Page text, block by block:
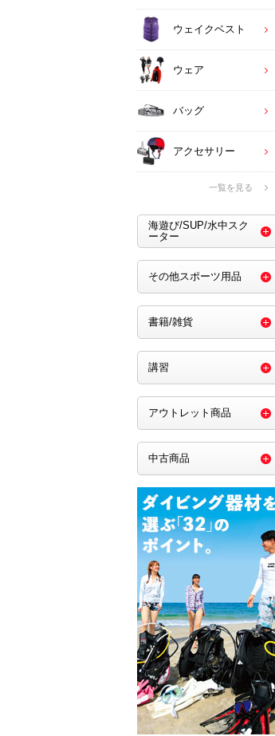
ウェイクベスト
ウェア
バッグ
アクセサリー
一覧を見る
海遊び/SUP/水中スク
ーター
その他スポーツ用品
書籍/雑貨
講習
アウトレット商品
中古商品